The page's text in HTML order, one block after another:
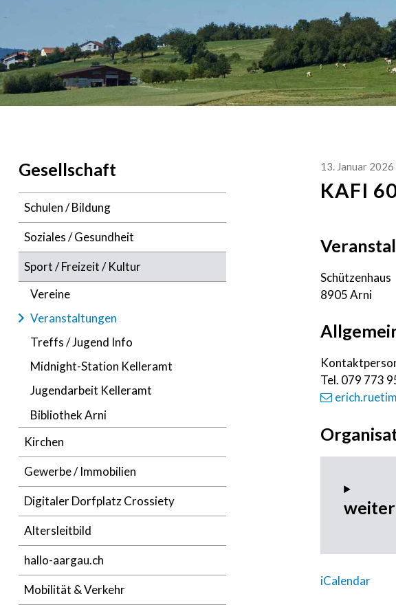
Navigation
Gesellschaft
Schulen / Bildung
Soziales / Gesundheit
Sport / Freizeit / Kultur
Vereine
Veranstaltungen
Treffs / Jugend Info
Midnight-Station Kelleramt
Jugendarbeit Kelleramt
Bibliothek Arni
Kirchen
Gewerbe / Immobilien
Digitaler Dorfplatz Crossiety
Altersleitbild
hallo-aargau.ch
Mobilität & Verkehr
KAFI
13. Januar 2026
Schützenhaus
8905 Arni
Tel. 079 773
iCalendar